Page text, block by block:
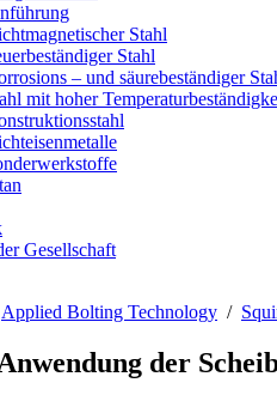
Stahl
Stahl
– und säurebeständiger
mit hoher
Gesellschaft
Applied Bolting Technology /
der